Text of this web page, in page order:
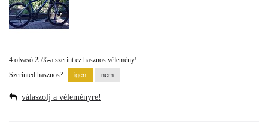
4 olvasó 25%-a szerint ez hasznos vélemény!
Szerinted hasznos?
válaszolj a véleményre!